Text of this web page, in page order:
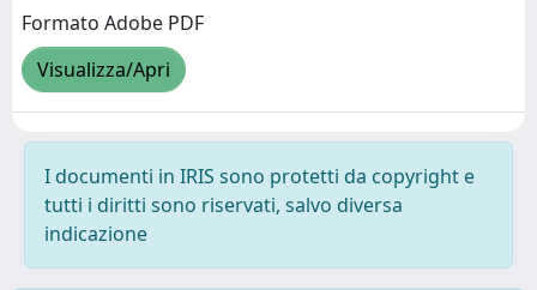
Formato Adobe PDF
Visualizza/Apri
I documenti in IRIS sono protetti da copyright e
tutti i diritti sono riservati, salvo diversa
indicazione